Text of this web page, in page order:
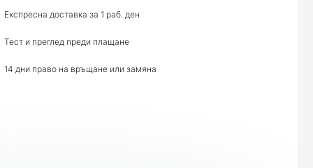
Експресна доставка за 1 раб. ден
Тест и преглед преди плащане
14 дни право на връщане или замяна